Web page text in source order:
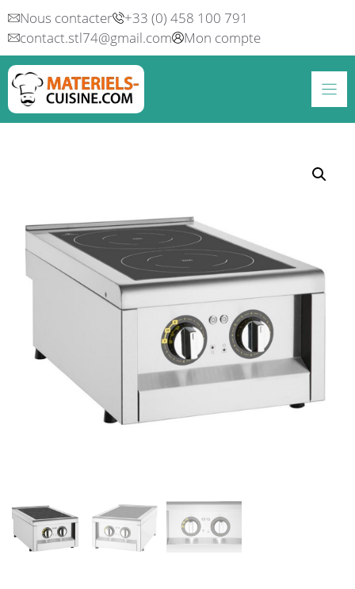
Aller
au
contenu
Nous contacter
+33 (0) 458 100 791
contact.stl74@gmail.com
Mon compte